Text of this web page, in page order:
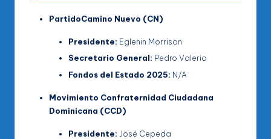
PartidoCamino Nuevo (CN)
Presidente: Eglenin Morrison
Secretario General: Pedro Valerio
Fondos del Estado 2025: N/A
Movimiento Confraternidad Ciudadana
Dominicana (CCD)
Presidente: José Cepeda